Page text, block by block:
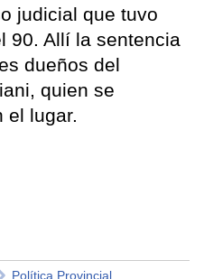
judicial que tuvo
90. Allí la sentencia
dueños del
quien se
el lugar.
Política Provincial